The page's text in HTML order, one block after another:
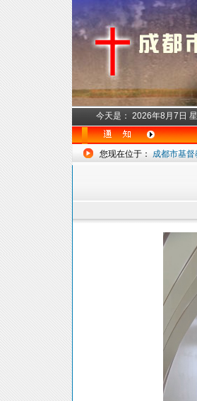
今天是： 2026年8月7日
您现在位于： 成都市基